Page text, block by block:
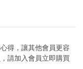
得，讓其他會員更容
請加入會員立即購買